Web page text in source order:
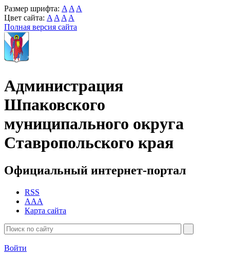
Размер шрифта: A A A
Цвет сайта: A A A A
Полная версия сайта
Администрация
Шпаковского
муниципального округа
Ставропольского края
Официальный интернет-портал
RSS
AAA
Карта сайта
Войти